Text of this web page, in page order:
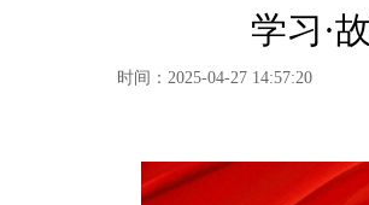
学习·
时间：2025-04-27 14:57:20